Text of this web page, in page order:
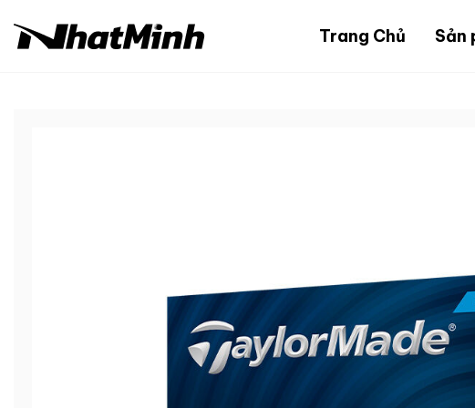
đến
Trang Chủ Sản